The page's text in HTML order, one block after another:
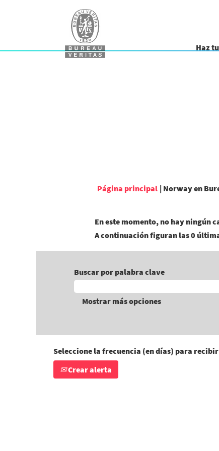
Haz
Página principal | Norway en
En este momento, no hay ningún
A continuación figuran las 0
Buscar por palabra clave
Mostrar más opciones
Seleccione la frecuencia (en días) para
Crear alerta